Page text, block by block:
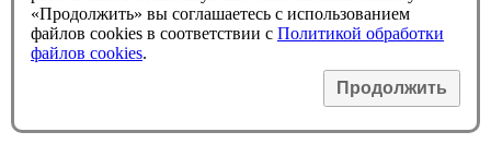
«Продолжить» вы соглашаетесь с использованием
файлов cookies в соответствии с Политикой обработки
файлов cookies.
Продолжить